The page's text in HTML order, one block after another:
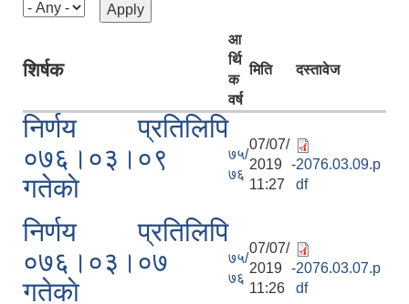
शिर्षक
आ
र्थि
क
वर्ष
मिति दस्तावेज
निर्णय प्रतिलिपि
०७६।०३।०९
गतेकाे
७५/
७६
07/07/
2019 -
11:27
2076.03.09.p
df
निर्णय प्रतिलिपि
०७६।०३।०७
गतेकाे
७५/
७६
07/07/
2019 -
11:26
2076.03.07.p
df